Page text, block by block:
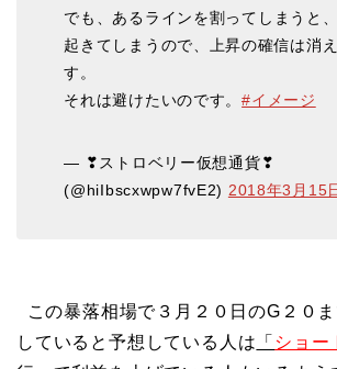
でも、あるラインを割ってしまうと
起きてしまうので、上昇の確信は消
す。
それは避けたいのです。#イメージ
— ❣ストロベリー仮想通貨❣
(@hiIbscxwpw7fvE2) 2018年3月15
この暴落相場で３月２０日のG２０
していると予想している人は 「 ショー